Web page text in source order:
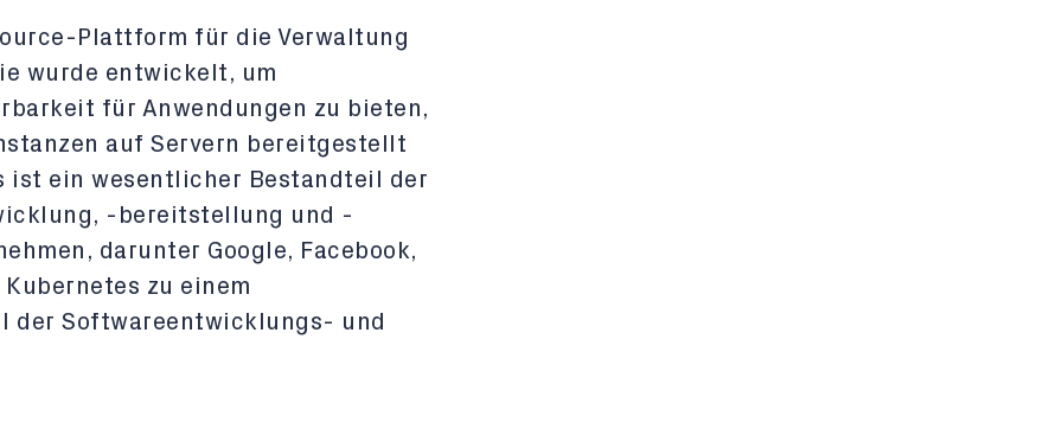
Plattform für die Verwaltung
wurde entwickelt, um
für Anwendungen zu bieten,
auf Servern bereitgestellt
ist ein wesentlicher Bestandteil der
-bereitstellung und -
darunter Google, Facebook,
zu einem
der Softwareentwicklungs- und